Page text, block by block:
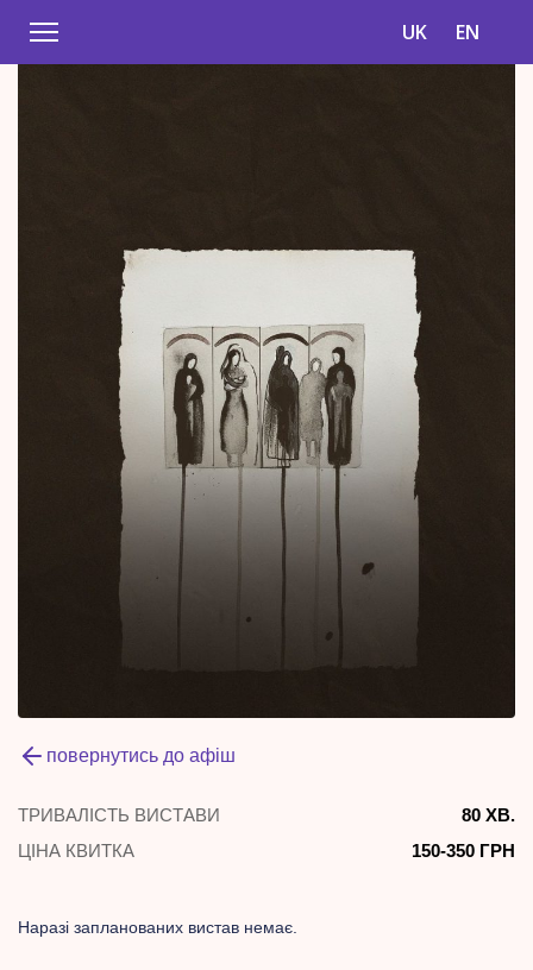
UK EN
15+
повернутись до афіш
ТРИВАЛІСТЬ ВИСТАВИ
80 ХВ.
ЦІНА КВИТКА
150-350 ГРН
Наразі запланованих вистав немає.